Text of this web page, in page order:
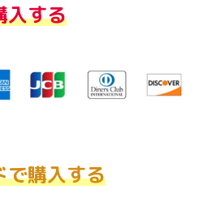
入する
で購入する